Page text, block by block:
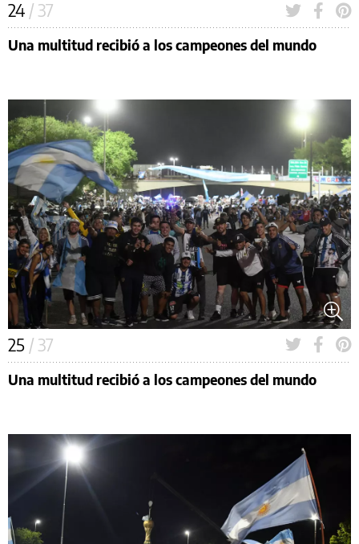
24 / 37
Una multitud recibió a los campeones del mundo
25 / 37
Una multitud recibió a los campeones del mundo